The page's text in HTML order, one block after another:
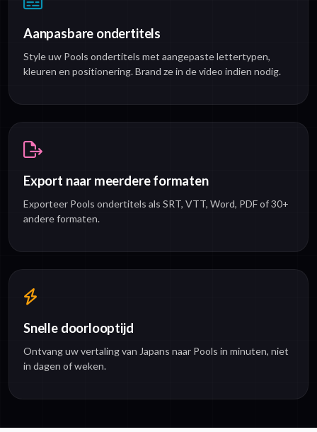
Aanpasbare ondertitels
Style uw Pools ondertitels met aangepaste lettertypen,
kleuren en positionering. Brand ze in de video indien nodig.
Export naar meerdere formaten
Exporteer Pools ondertitels als SRT, VTT, Word, PDF of 30+
andere formaten.
Snelle doorlooptijd
Ontvang uw vertaling van Japans naar Pools in minuten, niet
in dagen of weken.